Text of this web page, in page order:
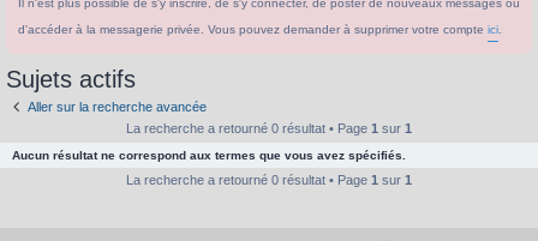
Il n'est plus possible de s'y inscrire, de s'y connecter, de poster de nouveaux messages ou
d'accéder à la messagerie privée. Vous pouvez demander à supprimer votre compte ici
Sujets actifs
Aller sur la recherche avancée
La recherche a retourné 0 résultat • Page 1 sur 1
Aucun résultat ne correspond aux termes que vous avez spécifiés.
La recherche a retourné 0 résultat • Page 1 sur 1